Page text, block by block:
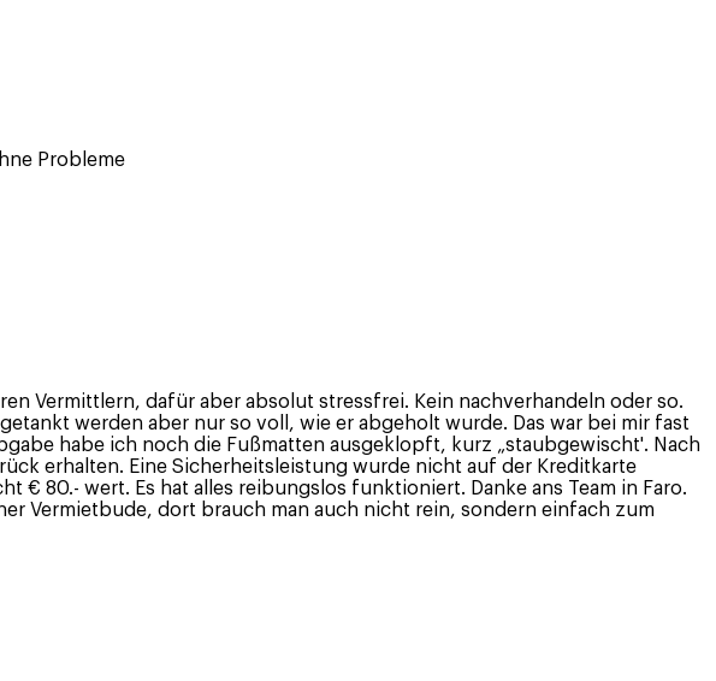
Probleme
Vermittlern, dafür aber absolut stressfrei. Kein nachverhandeln oder so.
werden aber nur so voll, wie er abgeholt wurde. Das war bei mir fast
habe ich noch die Fußmatten ausgeklopft, kurz „staubgewischt'. Nach
erhalten. Eine Sicherheitsleistung wurde nicht auf der Kreditkarte
€ 80.- wert. Es hat alles reibungslos funktioniert. Danke ans Team in Faro.
Vermietbude, dort brauch man auch nicht rein, sondern einfach zum